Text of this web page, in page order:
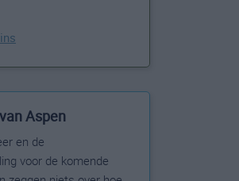
Aspen
en de
voor de komende